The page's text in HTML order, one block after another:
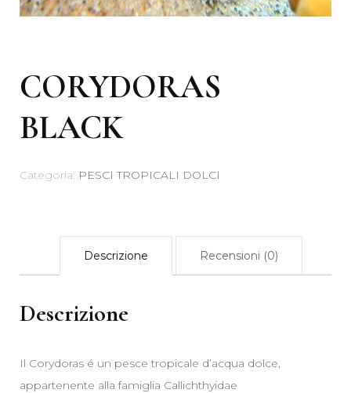
CORYDORAS
BLACK
Categoria: PESCI TROPICALI DOLCI
Descrizione Recensioni (0)
Descrizione
Il Corydoras é un pesce tropicale d’acqua dolce,
appartenente alla famiglia Callichthyidae